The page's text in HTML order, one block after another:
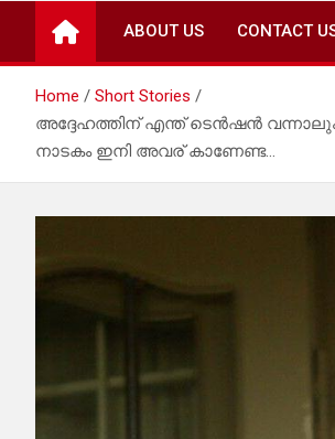
ABOUT US CONTACT
Home
Short Stories
അദ്ദേഹത്തിന് എന്ത് ടെൻഷൻ
നാടകം ഇനി അവര് കാണേണ്ട…